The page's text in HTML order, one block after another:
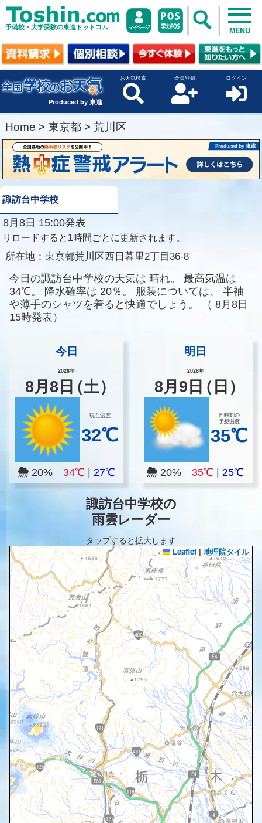
予備校・大学受験の東進ドットコム MENU
Produced by 東進
お天気検索 会員登録 ログイン
Home > 東京都 > 荒川区
諏訪台中学校
8月8日 15:00発表
リロードすると1時間ごとに更新されます。
所在地： 東京都荒川区西日暮里2丁目36-8
今日の諏訪台中学校の天気は 晴れ。
最高気温は
34℃。
降水確率は 20％。 服装については、
半袖
や薄手のシャツを着ると快適でしょう。
（ 8月8日
15時発表）
今日
2026年
8月8 日（土）
現在温度
32℃
20% 34℃ 27℃
明日
2026年
8月 9 日（日）
同時刻の
予想温度
35℃
20%35℃ |25℃
諏訪台中学校の
雨雲レーダー
タップすると拡大します
Leaflet | 地理院タイル